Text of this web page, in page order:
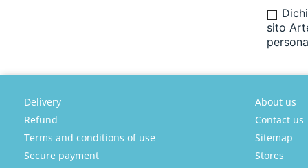
sito
Delivery
Refund
Terms and conditions of use
Secure payment
About us
Contact us
Sitemap
Stores